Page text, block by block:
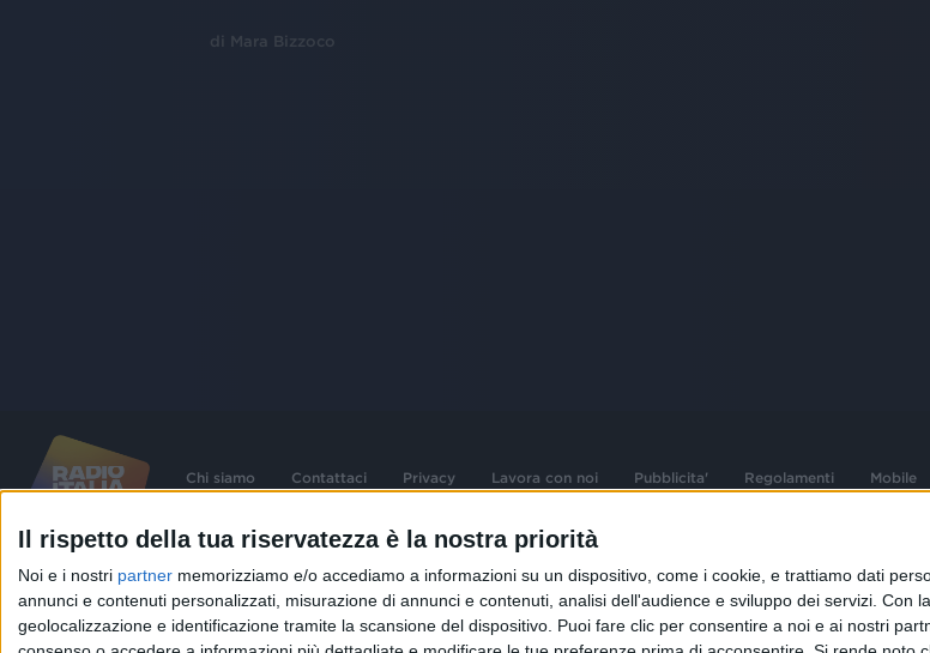
Il rispetto della tua riservatezza è la nostra priorità
Noi e i nostri partner memorizziamo e/o accediamo a informazioni su un dispositivo, come i cookie, e trattiamo dati
annunci e contenuti personalizzati, misurazione di annunci e contenuti, analisi dell'audience e sviluppo dei servizi. Con
geolocalizzazione e identificazione tramite la scansione del dispositivo. Puoi fare clic per consentire a noi e ai nostri
di Mara Bizzoco
Chi siamo Contattaci Privacy Lavora con noi Pubblicita' Regolamenti Mobile
©2026RADIO ITALIA S.p.A. P.IVA 06832230152 | Tutti i diritti riservati. Per le opere dell'ingegno
contenute nel sito sono stati assolti gli obblighi derivanti dalla normativa dei diritti d'autore e dei diritti
connessi.
Capitale Sociale € 580.000,00 interamente versato. Iscr. Reg. Imprese Milano - C.F. e n° iscrizione
Sede
02 25444220
Sede Legale: Via